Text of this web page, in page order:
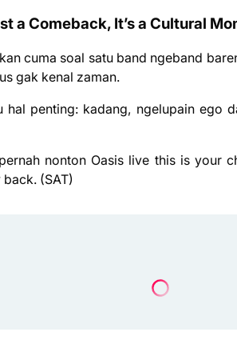
a Comeback, It’s a Cultural
cuma soal satu band ngeband
gak kenal zaman.
hal penting: kadang, ngelupain ego
nonton Oasis live this is your
(SAT)